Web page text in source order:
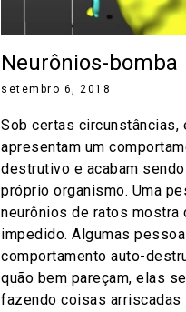
Neurônios-bomba
setembro 6, 2018
Sob certas
apresentam um
destrutivo e acabam
próprio organismo. Uma
neurônios de ratos
impedido. Algumas
comportamento auto-
quão bem pareçam, elas
fazendo coisas